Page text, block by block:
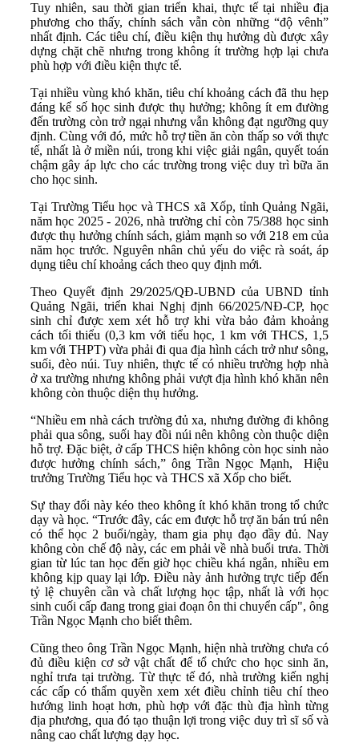
Tuy nhiên, sau thời gian triển khai, thực tế tại nhiều địa
phương cho thấy, chính sách vẫn còn những “độ vênh”
nhất định. Các tiêu chí, điều kiện thụ hưởng dù được xây
dựng chặt chẽ nhưng trong không ít trường hợp lại chưa
phù hợp với điều kiện thực tế.
Tại nhiều vùng khó khăn, tiêu chí khoảng cách đã thu hẹp
đáng kể số học sinh được thụ hưởng; không ít em đường
đến trường còn trở ngại nhưng vẫn không đạt ngưỡng quy
định. Cùng với đó, mức hỗ trợ tiền ăn còn thấp so với thực
tế, nhất là ở miền núi, trong khi việc giải ngân, quyết toán
chậm gây áp lực cho các trường trong việc duy trì bữa ăn
cho học sinh.
Tại Trường Tiểu học và THCS xã Xốp, tỉnh Quảng Ngãi,
năm học 2025 - 2026, nhà trường chỉ còn 75/388 học sinh
được thụ hưởng chính sách, giảm mạnh so với 218 em của
năm học trước. Nguyên nhân chủ yếu do việc rà soát, áp
dụng tiêu chí khoảng cách theo quy định mới.
Theo Quyết định 29/2025/QĐ-UBND của UBND tỉnh
Quảng Ngãi, triển khai Nghị định 66/2025/NĐ-CP, học
sinh chỉ được xem xét hỗ trợ khi vừa bảo đảm khoảng
cách tối thiểu (0,3 km với tiểu học, 1 km với THCS, 1,5
km với THPT) vừa phải đi qua địa hình cách trở như sông,
suối, đèo núi. Tuy nhiên, thực tế có nhiều trường hợp nhà
ở xa trường nhưng không phải vượt địa hình khó khăn nên
không còn thuộc diện thụ hưởng.
“Nhiều em nhà cách trường đủ xa, nhưng đường đi không
phải qua sông, suối hay đồi núi nên không còn thuộc diện
hỗ trợ. Đặc biệt, ở cấp THCS hiện không còn học sinh nào
được hưởng chính sách,” ông Trần Ngọc Mạnh, Hiệu
trưởng Trường Tiểu học và THCS xã Xốp cho biết.
Sự thay đổi này kéo theo không ít khó khăn trong tổ chức
dạy và học. “Trước đây, các em được hỗ trợ ăn bán trú nên
có thể học 2 buổi/ngày, tham gia phụ đạo đầy đủ. Nay
không còn chế độ này, các em phải về nhà buổi trưa. Thời
gian từ lúc tan học đến giờ học chiều khá ngắn, nhiều em
không kịp quay lại lớp. Điều này ảnh hưởng trực tiếp đến
tỷ lệ chuyên cần và chất lượng học tập, nhất là với học
sinh cuối cấp đang trong giai đoạn ôn thi chuyển cấp", ông
Trần Ngọc Mạnh cho biết thêm.
Cũng theo ông Trần Ngọc Mạnh, hiện nhà trường chưa có
đủ điều kiện cơ sở vật chất để tổ chức cho học sinh ăn,
nghỉ trưa tại trường. Từ thực tế đó, nhà trường kiến nghị
các cấp có thẩm quyền xem xét điều chỉnh tiêu chí theo
hướng linh hoạt hơn, phù hợp với đặc thù địa hình từng
địa phương, qua đó tạo thuận lợi trong việc duy trì sĩ số và
nâng cao chất lượng dạy học.